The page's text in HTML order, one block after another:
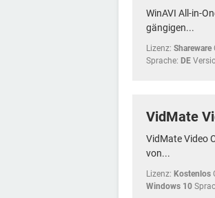
WinAVI All-in-
gängigen...
Lizenz: Shareware
Sprache: DE
VidMate
VidMate Video
von...
Lizenz: Kostenlos
Windows 10